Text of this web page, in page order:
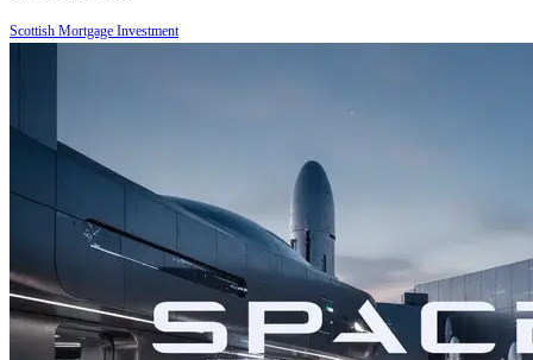
Scottish Mortgage Investment